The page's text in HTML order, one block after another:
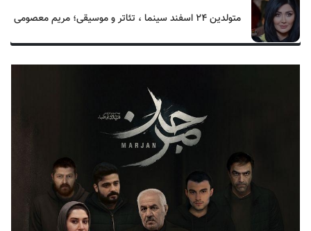
متولدین ۲۴ اسفند سینما ، تئاتر و موسیقی؛ مریم معصومی